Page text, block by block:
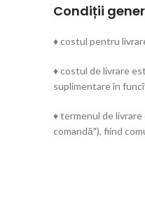
Condiții
♦ costul pentru
♦ costul de livrare
suplimentare în
♦ termenul de
comandă"), fiind